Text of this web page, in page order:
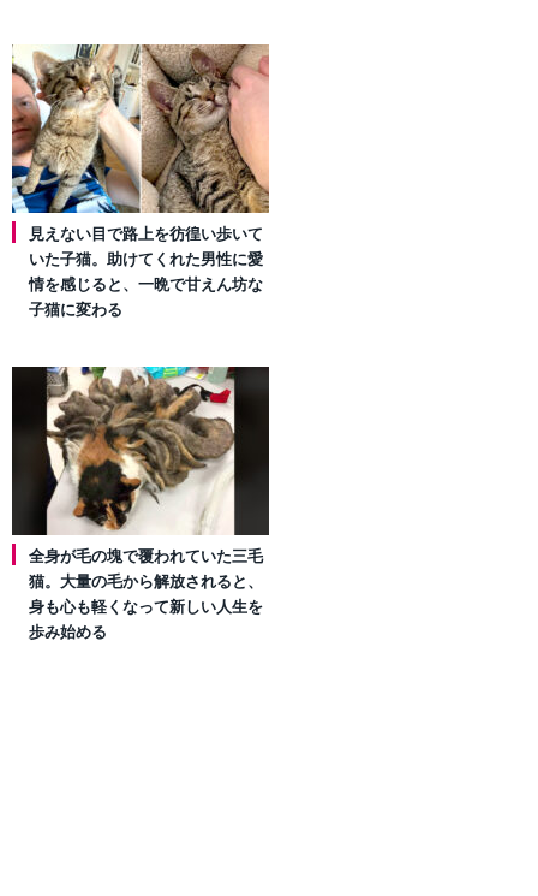
見えない目で路上を彷徨い歩いて
いた子猫。助けてくれた男性に愛
情を感じると、一晩で甘えん坊な
子猫に変わる
全身が毛の塊で覆われていた三毛
猫。大量の毛から解放されると、
身も心も軽くなって新しい人生を
歩み始める